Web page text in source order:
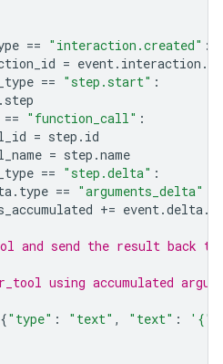
== "interaction.created" :
= event. interaction .
== "step.start" :
. step
== "function_call" :
= step . id
= step .name
== "step.delta" :
. type == "arguments_delta"
+= event.delta.
and send the result back to
using accumulated
"type" : "text" , "text" :